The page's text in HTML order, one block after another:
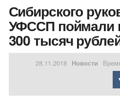
Сибирского
УФССП поймали
300 тысяч
28.11.2018 Новости